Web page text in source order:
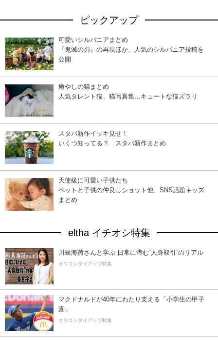
ピックアップ
可愛いシルバニアまとめ
『鬼滅の刃』の再現ほか、人気のシルバニア投稿を
公開
癒やしの猫まとめ
人気タレント猫、猫写真集…キュートな猫ズラリ
スタバ新作イッキ見せ！
いくつ知ってる？ スタバ新作まとめ
天使級に可愛い子供たち
ペットと子供の仲良しショット他、SNS話題キッズ
まとめ
eltha イチオシ特集
川島海荷さんと学ぶ 日常に潜む“人身取引”のリアル
オリコンタイアップ特集
マクドナルドが40年にわたり支える「小学生の甲子
園」
オリコンタイアップ特集